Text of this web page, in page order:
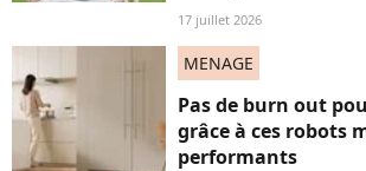
17 juillet 2026
MENAGE
Pas de burn out
grâce à ces robots
performants